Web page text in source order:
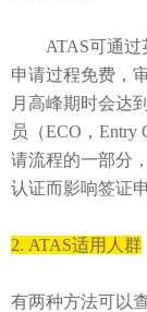
ATAS可通过
申请过程免费，
月高峰期时会达
员（ECO，Entry
请流程的一部分
认证而影响签证申
2. ATAS适用人群
有两种方法可以